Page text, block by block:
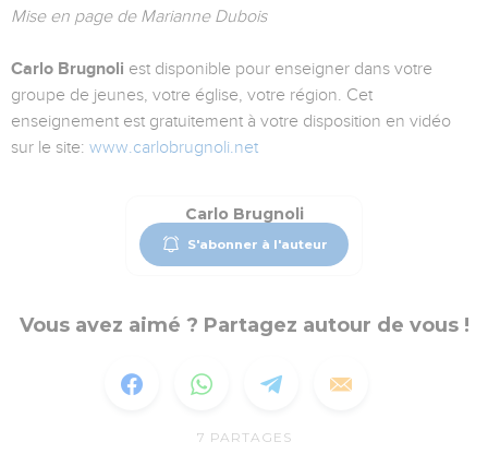
Mise en page de Marianne Dubois
Carlo Brugnoli est disponible pour enseigner dans votre
groupe de jeunes, votre église, votre région. Cet
enseignement est gratuitement à votre disposition en vidéo
sur le site: www.carlobrugnoli.net
Carlo Brugnoli
S'abonner à l'auteur
Vous avez aimé ? Partagez autour de vous !
7 PARTAGES